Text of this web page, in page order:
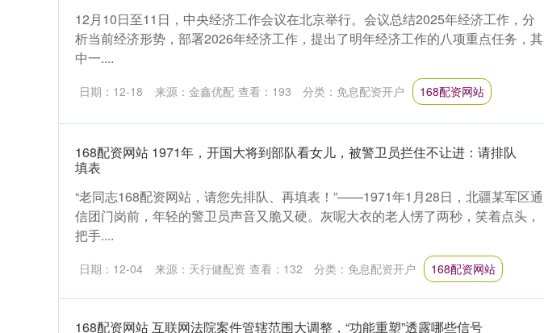
12月10日至11日，中央经济工作会议在北京举行。会议总结2025年经济工作，分
析当前经济形势，部署2026年经济工作，提出了明年经济工作的八项重点任务，其
中一....
日期：12-18 来源：金鑫优配 查看： 193 分类： 免息配资开户 168配资网站
168配资网站 1971年，开国大将到部队看女儿，被警卫员拦住不让进：请排队
填表
“老同志168配资网站，请您先排队、再填表！”——1971年1月28日，北疆某军区通
信团门岗前，年轻的警卫员声音又脆又硬。灰呢大衣的老人愣了两秒，笑着点头，
把手....
日期：12-04 来源：天行健配资 查看： 132 分类： 免息配资开户 168配资网站
168配资网站 互联网法院案件管辖范围大调整，“功能重塑”透露哪些信号